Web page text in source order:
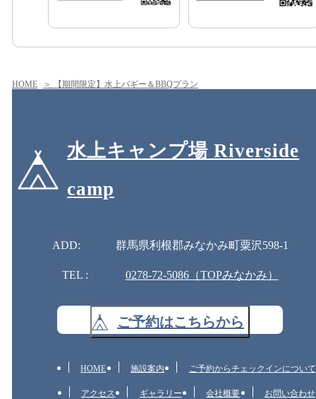
HOME ＞ 【期間限定】水上バギー＆BBQプラン
水上キャンプ場 Riverside
camp
ADD: 群馬県利根郡みなかみ町粟沢598-1
TEL : 0278-72-5086（TOPみなかみ）
ご予約はこちらから
HOME 施設案内 ご予約からチェックインについて
アクセス ギャラリー 会社概要 お問い合わせ